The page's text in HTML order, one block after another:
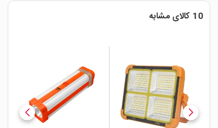
10 کالای مشابه